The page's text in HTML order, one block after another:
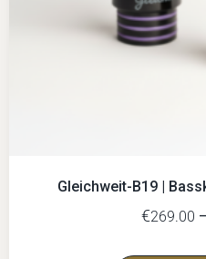
Gleichweit-B19 |
€269.00